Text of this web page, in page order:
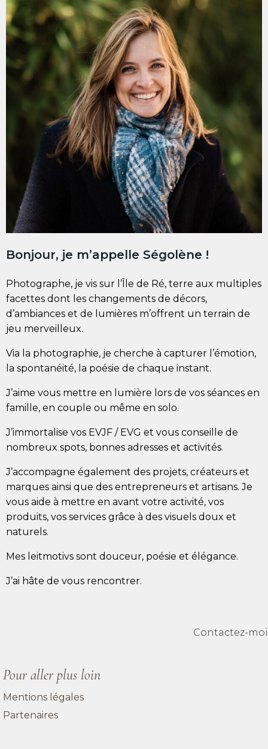
Bonjour, je m’appelle Ségolène !
Photographe, je vis sur l’Île de Ré, terre aux multiples
facettes dont les changements de décors,
d’ambiances et de lumières m’offrent un terrain de
jeu merveilleux.
Via la photographie, je cherche à capturer l’émotion,
la spontanéité, la poésie de chaque instant.
J’aime vous mettre en lumière lors de vos séances en
famille, en couple ou même en solo.
J’immortalise vos EVJF / EVG et vous conseille de
nombreux spots, bonnes adresses et activités.
J’accompagne également des projets, créateurs et
marques ainsi que des entrepreneurs et artisans. Je
vous aide à mettre en avant votre activité, vos
produits, vos services grâce à des visuels doux et
naturels.
Mes leitmotivs sont douceur, poésie et élégance.
J’ai hâte de vous rencontrer.
Contactez-moi
Pour aller plus loin
Mentions légales
Partenaires